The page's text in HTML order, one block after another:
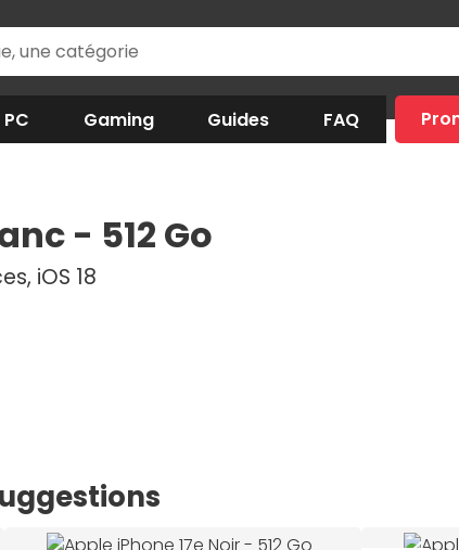
Gaming Guides FAQ
- 512 Go
iOS 18